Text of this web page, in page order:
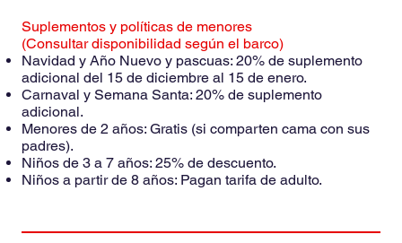
Suplementos y políticas de menores
(Consultar disponibilidad según el barco)
Navidad y Año Nuevo y pascuas: 20% de suplemento
adicional del 15 de diciembre al 15 de enero.
Carnaval y Semana Santa: 20% de suplemento
adicional.
Menores de 2 años: Gratis (si comparten cama con sus
padres).
Niños de 3 a 7 años: 25% de descuento.
Niños a partir de 8 años: Pagan tarifa de adulto.